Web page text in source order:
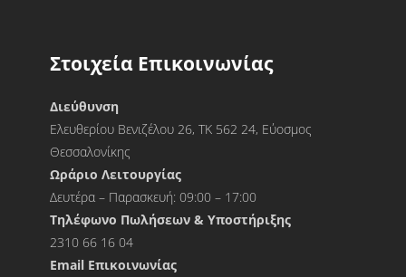
Στοιχεία Επικοινωνίας
Διεύθυνση
Ελευθερίου Βενιζέλου 26, ΤΚ 562 24, Εύοσμος
Θεσσαλονίκης
Ωράριο Λειτουργίας
Δευτέρα – Παρασκευή: 09:00 – 17:00
Τηλέφωνο Πωλήσεων & Υποστήριξης
2310 66 16 04
Εmail Επικοινωνίας